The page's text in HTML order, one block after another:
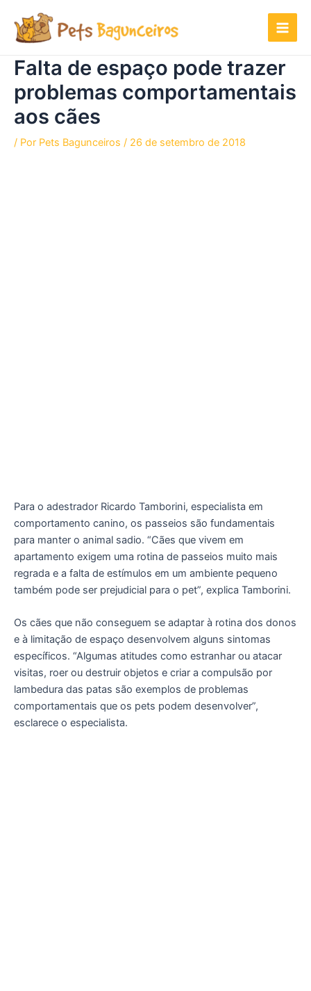
para
conteúdo
Falta de espaço pode trazer
problemas comportamentais
aos cães
/ Por Pets Bagunceiros / 26 de setembro de 2018
Para o adestrador Ricardo Tamborini, especialista em
comportamento canino, os passeios são fundamentais
para manter o animal sadio. “Cães que vivem em
apartamento exigem uma rotina de passeios muito mais
regrada e a falta de estímulos em um ambiente pequeno
também pode ser prejudicial para o pet”, explica Tamborini.
Os cães que não conseguem se adaptar à rotina dos donos
e à limitação de espaço desenvolvem alguns sintomas
específicos. “Algumas atitudes como estranhar ou atacar
visitas, roer ou destruir objetos e criar a compulsão por
lambedura das patas são exemplos de problemas
comportamentais que os pets podem desenvolver”,
esclarece o especialista.